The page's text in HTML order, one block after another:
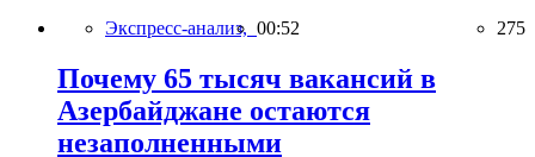
Экспресс-анализ, 00:52 275
Почему 65 тысяч вакансий в
Азербайджане остаются
незаполненными